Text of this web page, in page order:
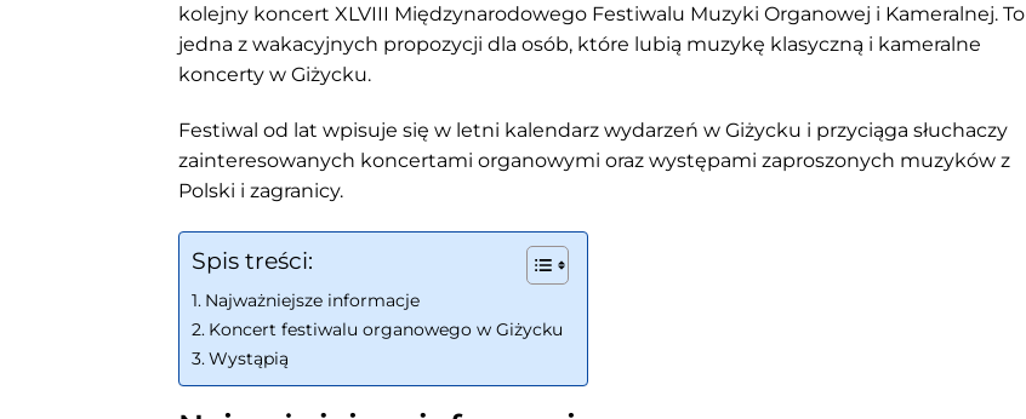
kolejny koncert XLVIII Międzynarodowego Festiwalu Muzyki Organowej i Kameralnej. To
jedna z wakacyjnych propozycji dla osób, które lubią muzykę klasyczną i kameralne
koncerty w Giżycku.
Festiwal od lat wpisuje się w letni kalendarz wydarzeń w Giżycku i przyciąga słuchaczy
zainteresowanych koncertami organowymi oraz występami zaproszonych muzyków z
Polski i zagranicy.
Spis treści:
Najważniejsze informacje
Koncert festiwalu organowego w Giżycku
Wystąpią